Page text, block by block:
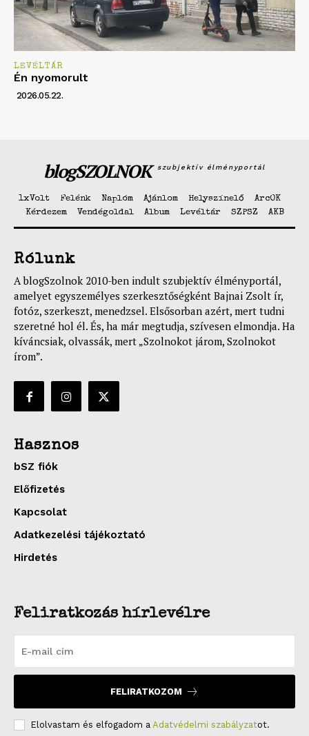
LEVÉLTÁR
Én nyomorult
2026.05.22.
blogSZOLNOK szubjektív élményportál
1xVolt Felénk Naplóm Ajánlom Helyszínelő
ArcOK
Kérdezem
Vendégoldal Album Levéltár SZPSZ AKB
Rólunk
A blogSzolnok 2010-ben indult szubjektív élményportál,
amelyet egyszemélyes szerkesztőségként Bajnai Zsolt ír,
fotóz, szerkeszt, menedzsel. Elsősorban azért, mert tudni
szeretné hol él. És, ha már megtudja, szívesen elmondja. Ha
kíváncsiak, olvassák, mert „Szolnokot járom, Szolnokot
írom”.
Hasznos
bSZ fiók
Előfizetés
Kapcsolat
Adatkezelési tájékoztató
Hirdetés
Feliratkozás hírlevélre
FELIRATKOZOM
Elolvastam és elfogadom a Adatvédelmi szabályzatot.